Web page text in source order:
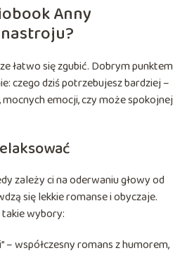
Anny
łatwo się zgubić. Dobrym punktem
czego dziś potrzebujesz bardziej –
emocji, czy może spokojnej
zależy ci na oderwaniu głowy od
się lekkie romanse i obyczaje.
wybory:
– współczesny romans z humorem,